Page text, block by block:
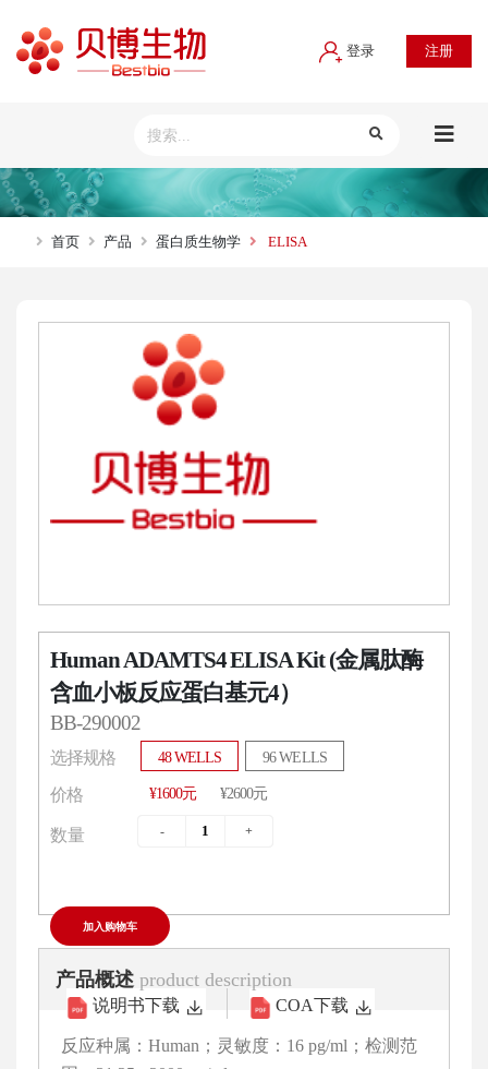
登录 注册
首页 产品 蛋白质生物学 ELISA
Human ADAMTS4 ELISA Kit (金属肽酶
含血小板反应蛋白基元4）
BB-290002
选择规格 48 WELLS 96 WELLS
价格 ¥1600元 ¥2600元
数量
加入购物车
说明书下载 COA下载
产品概述 product description
反应种属：Human；灵敏度：16 pg/ml；检测范